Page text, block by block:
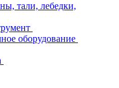
тали, лебедки,
оборудование